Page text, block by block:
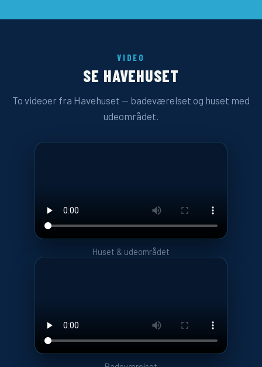
VIDEO
SE HAVEHUSET
To videoer fra Havehuset — badeværelset og huset med
udeområdet.
Huset & udeområdet